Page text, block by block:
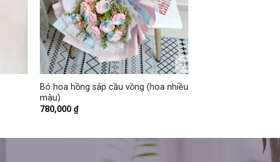
+
Bó hoa hồng sáp cầu vồng (hoa nhiều
màu)
780,000 ₫